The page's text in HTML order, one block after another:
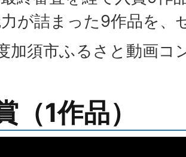
が詰まった9作品を、
加須市ふるさと動画コ
（1作品）